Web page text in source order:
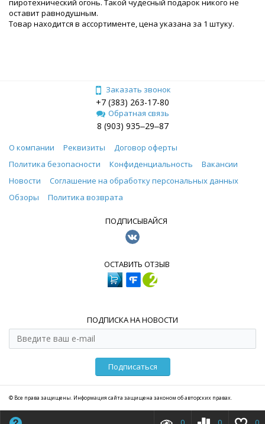
оставит равнодушным.
Товар находится в ассортименте, цена указана за 1 штуку.
Заказать звонок
+7 (383) 263-17-80
Обратная связь
8 (903) 935‒29‒87
О компании Реквизиты
Договор оферты
Политика безопасности
Конфиденциальность
Вакансии
Новости
Соглашение на обработку персональных данных
Обзоры
Политика возврата
ПОДПИСЫВАЙСЯ
ОСТАВИТЬ ОТЗЫВ
ПОДПИСКА НА НОВОСТИ
Подписаться
© Все права защищены. Информация сайта защищена законом об авторских правах.